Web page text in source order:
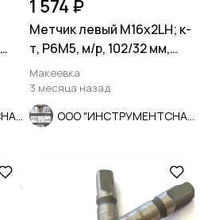
1 574 ₽
Метчик левый М16х2LH; к-
т, Р6М5, м/р, 102/32 мм,
основной шаг.
Макеевка
3 месяца назад